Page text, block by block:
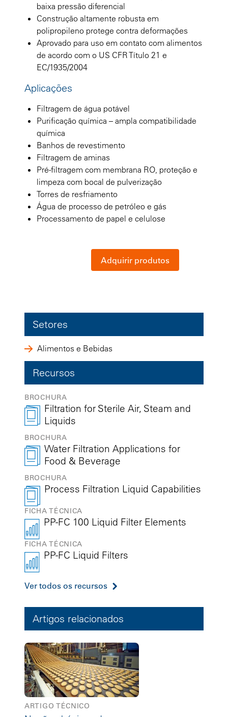
baixa pressão diferencial
Construção altamente robusta em
polipropileno protege contra deformações
Aprovado para uso em contato com alimentos
de acordo com o US CFR Título 21 e
EC/1935/2004
Aplicações
Filtragem de água potável
Purificação química – ampla compatibilidade
química
Banhos de revestimento
Filtragem de aminas
Pré-filtragem com membrana RO, proteção e
limpeza com bocal de pulverização
Torres de resfriamento
Água de processo de petróleo e gás
Processamento de papel e celulose
Adquirir produtos
Setores
Alimentos e Bebidas
Recursos
BROCHURA
Filtration for Sterile Air, Steam and
Liquids
BROCHURA
Water Filtration Applications for
Food & Beverage
BROCHURA
Process Filtration Liquid Capabilities
FICHA TÉCNICA
PP-FC 100 Liquid Filter Elements
FICHA TÉCNICA
PP-FC Liquid Filters
Ver todos os recursos
Artigos relacionados
ARTIGO TÉCNICO